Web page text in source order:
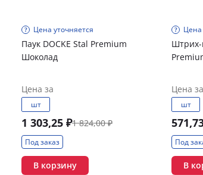
Цена уточняется
Паук DOCKE Stal Premium
Шоколад
Цена за
шт
1 303,25 ₽1 824,00 ₽
Под заказ
В корзину
Цена
Штрих-
Цена за
шт
Под
В